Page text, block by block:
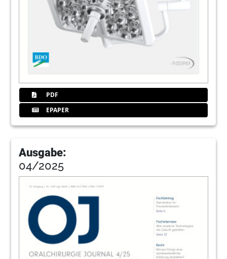
PDF
EPAPER
Ausgabe:
04/2025